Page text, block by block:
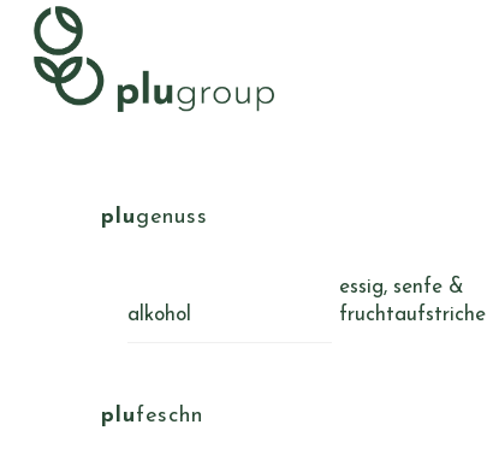
Skip
content
Menu
plugenuss
alkohol
essig, senfe &
fruchtaufstriche
plufeschn